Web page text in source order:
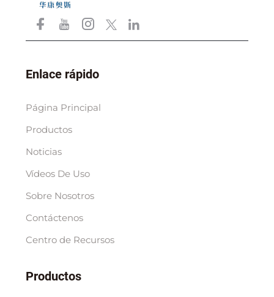
Enlace rápido
Página Principal
Productos
Noticias
Vídeos De Uso
Sobre Nosotros
Contáctenos
Centro de Recursos
Productos